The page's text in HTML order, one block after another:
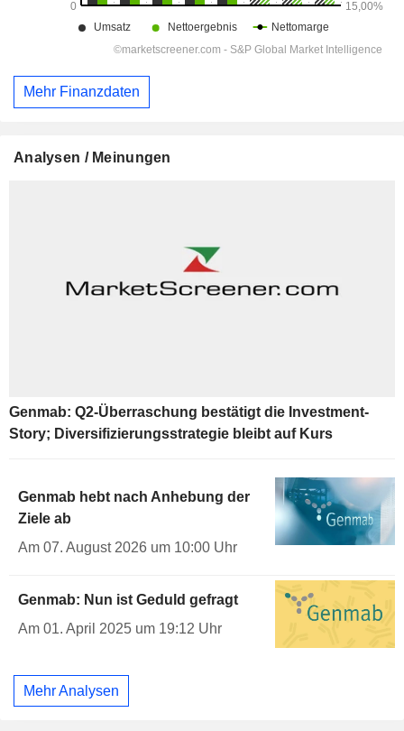
Mehr Finanzdaten
Analysen / Meinungen
Genmab: Q2-Überraschung bestätigt die Investment-
Story; Diversifizierungsstrategie bleibt auf Kurs
Genmab hebt nach Anhebung der
Ziele ab
Am 07. August 2026 um 10:00 Uhr
Genmab: Nun ist Geduld gefragt
Am 01. April 2025 um 19:12 Uhr
Mehr Analysen